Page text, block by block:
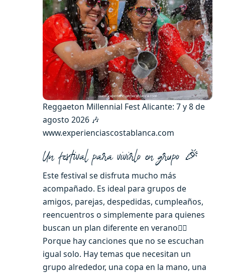
Reggaeton Millennial Fest Alicante: 7 y 8 de
agosto 2026 🎶
www.experienciascostablanca.com
Un festival para vivirlo en grupo 🎉
Este festival se disfruta mucho más
acompañado. Es ideal para grupos de
amigos, parejas, despedidas, cumpleaños,
reencuentros o simplemente para quienes
buscan un plan diferente en verano👯‍♀️
Porque hay canciones que no se escuchan
igual solo. Hay temas que necesitan un
grupo alrededor, una copa en la mano, una